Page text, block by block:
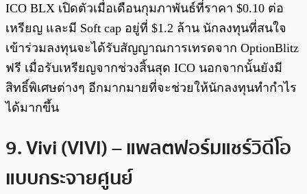
ICO BLX เปิดตัวเมื่อเดือนกุมภาพันธ์ที่ราคา $0.10 ต่อ
เหรียญ และมี Soft cap อยู่ที่ $1.2 ล้าน นักลงทุนที่สนใจ
เข้าร่วมลงทุนจะได้รับสัญญาณการเทรดจาก OptionBlitz
ฟรี เมื่อรับเหรียญจากช่วงสิ้นสุด ICO นอกจากนั้นยังมี
สิทธิ์พิเศษต่างๆ อีกมากมายที่จะช่วยให้นักลงทุนทำกำไร
ได้มากขึ้น
9. Vivi (VIVI) – แพลตฟอร์มแชร์วิดีโอ
แบบกระจายศูนย์